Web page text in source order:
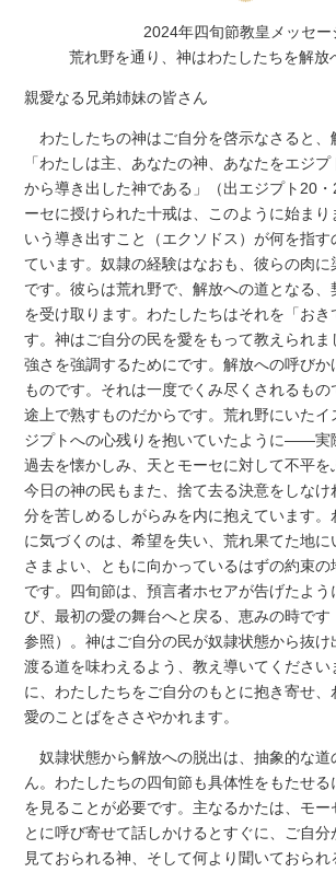
2024年四旬節教皇メッセー
荒れ野を通り、神はわたしたちを解放
親愛なる兄弟姉妹の皆さん
わたしたちの神はご自分を啓示なさると、
「わたしは主、あなたの神、あなたをエジ
から導き出した神である」（出エジプト20
ーセに授けられた十戒は、このように始ま
いう導き出すこと（エクソドス）が何を指す
ています。奴隷の経験はなおも、彼らの肉
です。彼らは荒れ野で、解放への道となる
を受け取ります。わたしたちはそれを「おき
す。神はご自分の民を愛をもって教えられ
強さを強調するためにです。解放への呼び
ものです。それは一度でくみ尽くされるもの
途上で熟すものだからです。荒れ野にいたイ
ジプトへの心残りを抱いていたように――実
過去を懐かしみ、天とモーセに対して不平
今日の神の民もまた、捨て去る決意をしなけ
分を苦しめるしがらみを内に抱えています
に気づくのは、希望を失い、荒れ果てた地に
さまよい、ともに向かっているはずの約束の
です。四旬節は、預言者ホセアが告げたよう
び、最初の愛の舞台へと戻る、恵みの時で
参照）。神はご自分の民が奴隷状態から抜
渡る道を味わえるよう、教え導いてください
に、わたしたちをご自分のもとに抱き寄せ、
愛のことばをささやかれます。
奴隷状態から解放への脱出は、抽象的な道
ん。わたしたちの四旬節も具体性をもたせ
を見ることが必要です。主なるかたは、モー
とに呼び寄せて話しかけるとすぐに、ご自分
見ておられる神、そして何より聞いておら